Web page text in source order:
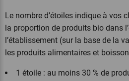
Le nombre d’étoiles indique à vos
la proportion de produits bio dans
l’établissement (sur la base de la
les produits alimentaires et
1 étoile : au moins 30 % de